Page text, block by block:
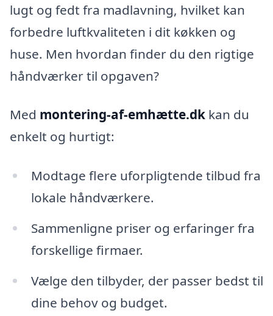
lugt og fedt fra madlavning, hvilket kan
forbedre luftkvaliteten i dit køkken og
huse. Men hvordan finder du den rigtige
håndværker til opgaven?
Med montering-af-emhætte.dk kan du
enkelt og hurtigt:
Modtage flere uforpligtende tilbud fra
lokale håndværkere.
Sammenligne priser og erfaringer fra
forskellige firmaer.
Vælge den tilbyder, der passer bedst til
dine behov og budget.